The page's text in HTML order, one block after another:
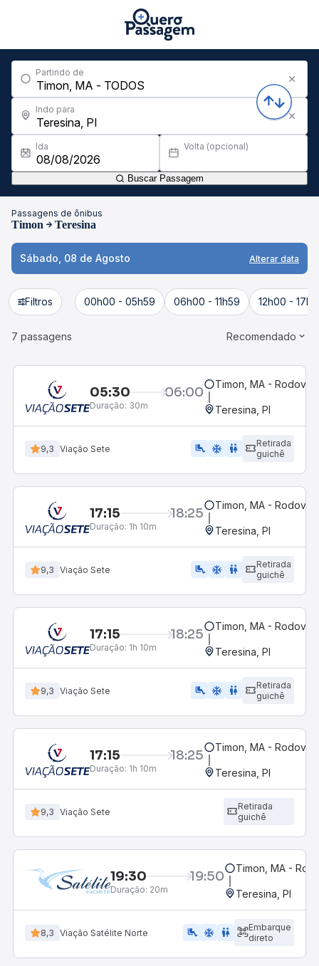
Partindo de
Indo para
Ida Volta (opcional)
Buscar Passagem
Passagens de ônibus
Timon Teresina
Sábado, 08 de Agosto Alterar data
Filtros 00h00 - 05h59 06h00 - 11h59 12h00 -
7 passagens Recomendado
05:30 06:00
Duração: 30m
Timon, MA -
Teresina, PI
9,3 Viação Sete airline_seat_legroom_extra ac_unit WC
Retirada
guichê
17:15 18:25
Duração: 1h 10m
Timon, MA -
Teresina, PI
9,3 Viação Sete airline_seat_legroom_extra ac_unit WC
Retirada
guichê
17:15 18:25
Duração: 1h 10m
Timon, MA -
Teresina, PI
9,3 Viação Sete airline_seat_legroom_extra ac_unit wc
Retirada
guichê
17:15 18:25
Duração: 1h 10m
Timon, MA -
Teresina, PI
9,3 Viação Sete
Retirada
guichê
19:30 19:50
Duração: 20m
Timon, MA -
Teresina, PI
8,3 Viação Satélite Norte airline_seat_legroom_extra ac_unit wc
Embarque
direto